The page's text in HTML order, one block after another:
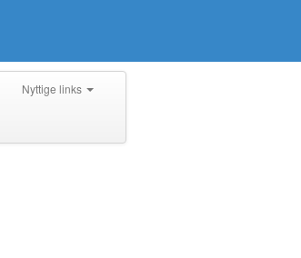
Nyttige links